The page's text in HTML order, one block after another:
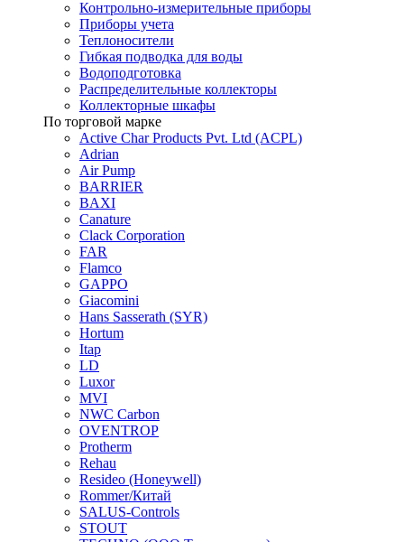
Контрольно-измерительные приборы
Приборы учета
Теплоносители
Гибкая подводка для воды
Водоподготовка
Распределительные коллекторы
Коллекторные шкафы
По торговой марке
Active Char Products Pvt. Ltd (ACPL)
Adrian
Air Pump
BARRIER
BAXI
Canature
Clack Corporation
FAR
Flamco
GAPPO
Giacomini
Hans Sasserath (SYR)
Hortum
Itap
LD
Luxor
MVI
NWC Carbon
OVENTROP
Protherm
Rehau
Resideo (Honeywell)
Rommer/Китай
SALUS-Controls
STOUT